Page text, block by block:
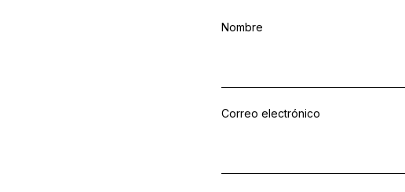
Nombre
Correo electrónico